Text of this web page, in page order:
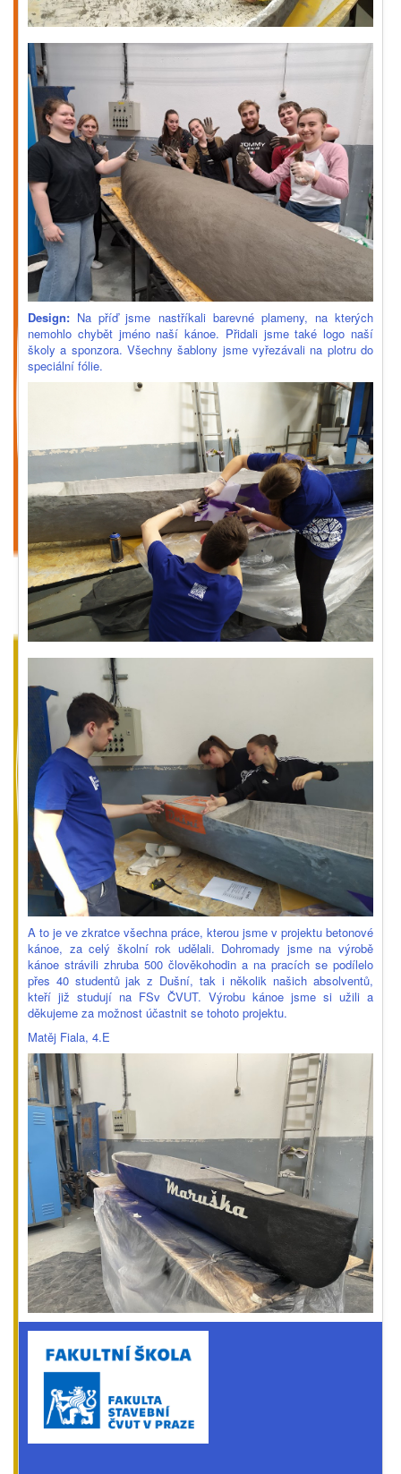
Design: Na příď jsme nastříkali barevné plameny, na kterých
nemohlo chybět jméno naší kánoe. Přidali jsme také logo naší
školy a sponzora. Všechny šablony jsme vyřezávali na plotru do
speciální fólie.
A to je ve zkratce všechna práce, kterou jsme v projektu betonové
kánoe, za celý školní rok udělali. Dohromady jsme na výrobě
kánoe strávili zhruba 500 člověkohodin a na pracích se podílelo
přes 40 studentů jak z Dušní, tak i několik našich absolventů,
kteří již studují na FSv ČVUT. Výrobu kánoe jsme si užili a
děkujeme za možnost účastnit se tohoto projektu.
Matěj Fiala, 4.E